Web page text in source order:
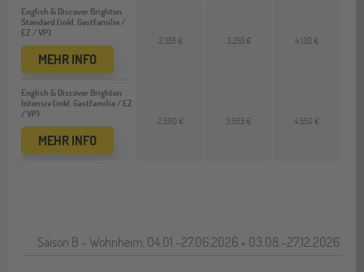
English & Discover Brighton
Standard (inkl. Gastfamilie /
EZ / VP)
MEHR INFO
English & Discover Brighton
Intensiv (inkl. Gastfamilie / EZ
/ VP)
MEHR INFO
2.355 € 3.255 € 4.120 €
2.590 € 3.585 € 4.550 €
Saison B - Wohnheim: 04.01.-27.06.2026 + 03.08.-27.12.2026